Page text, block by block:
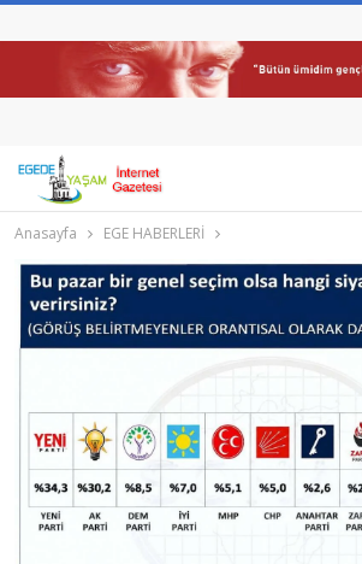
Anasayfa EGE HABERLERİ